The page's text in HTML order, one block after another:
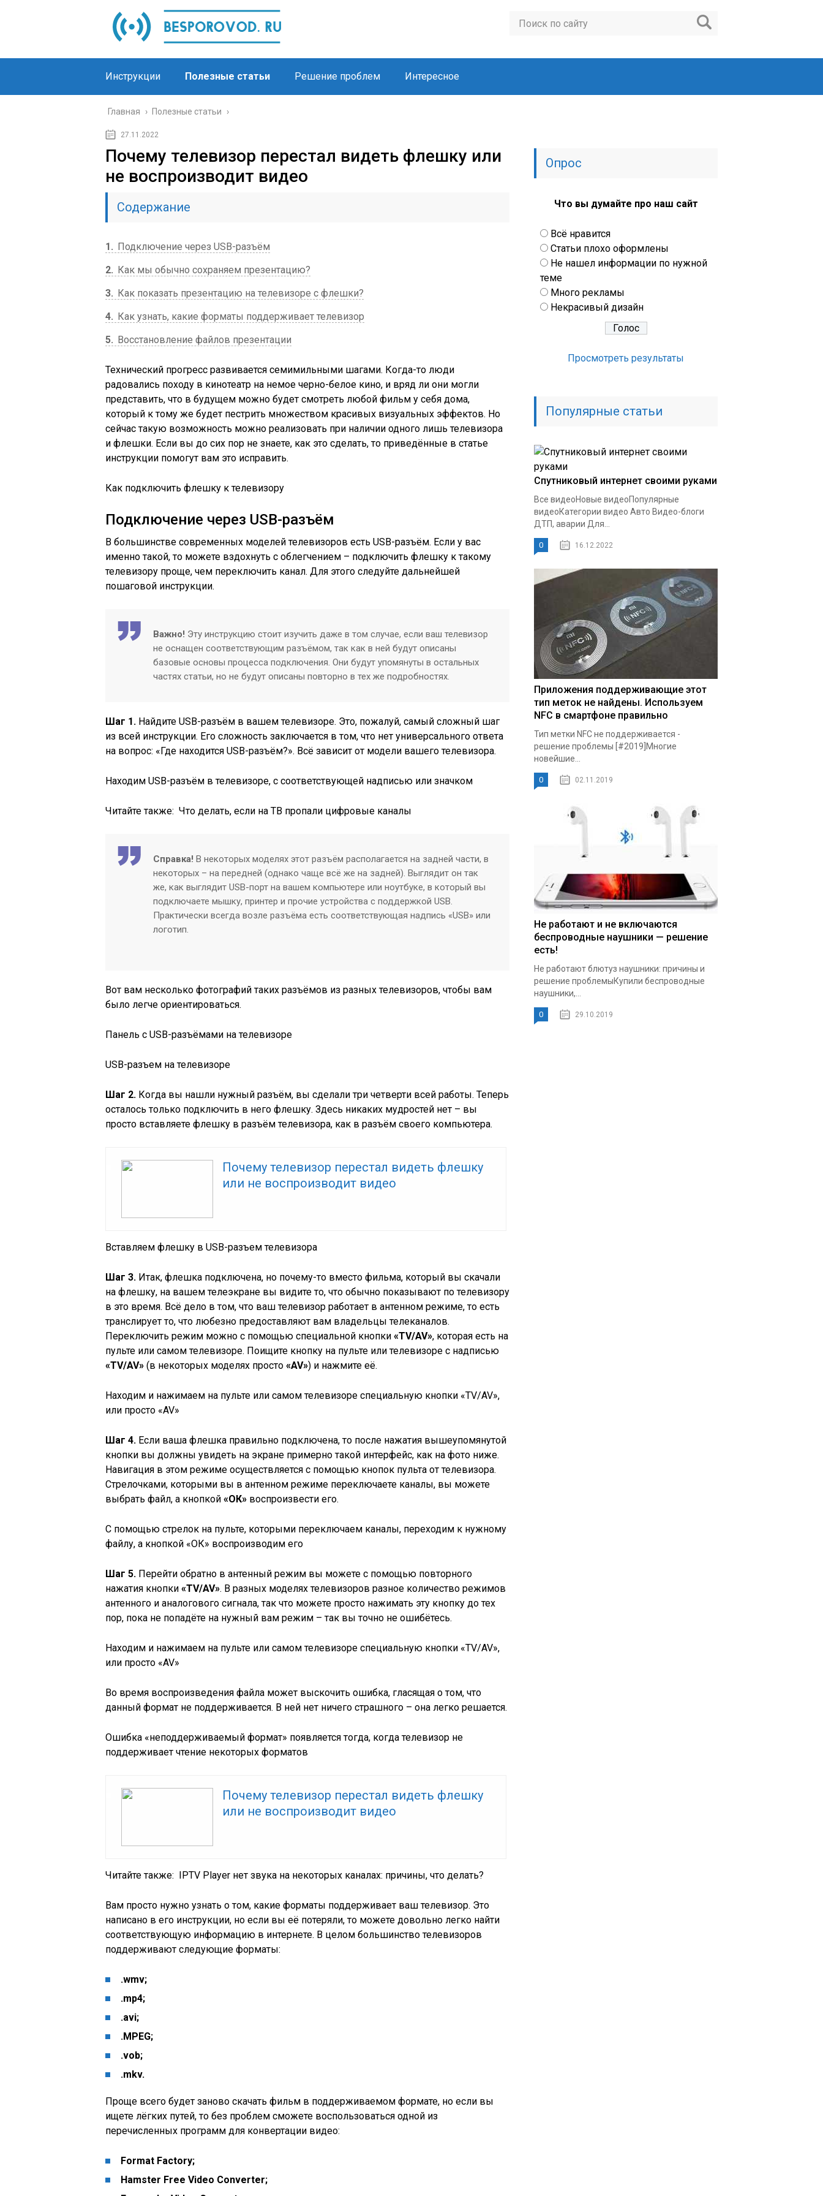
Инструкции Полезные статьи Решение проблем Интересное
Главная › Полезные статьи ›
27.11.2022
Почему телевизор перестал видеть флешку или
не воспроизводит видео
Содержание
1
Подключение через USB-разъём
2
Как мы обычно сохраняем презентацию?
3
Как показать презентацию на телевизоре с флешки?
4
Как узнать, какие форматы поддерживает телевизор
5
Восстановление файлов презентации
Технический прогресс развивается семимильными шагами. Когда-то люди
радовались походу в кинотеатр на немое черно-белое кино, и вряд ли они могли
представить, что в будущем можно будет смотреть любой фильм у себя дома,
который к тому же будет пестрить множеством красивых визуальных эффектов. Но
сейчас такую возможность можно реализовать при наличии одного лишь телевизора
и флешки. Если вы до сих пор не знаете, как это сделать, то приведённые в статье
инструкции помогут вам это исправить.
Как подключить флешку к телевизору
Подключение через USB-разъём
В большинстве современных моделей телевизоров есть USB-разъём. Если у вас
именно такой, то можете вздохнуть с облегчением – подключить флешку к такому
телевизору проще, чем переключить канал. Для этого следуйте дальнейшей
пошаговой инструкции.
Важно! Эту инструкцию стоит изучить даже в том случае, если ваш телевизор
не оснащен соответствующим разъёмом, так как в ней будут описаны
базовые основы процесса подключения. Они будут упомянуты в остальных
частях статьи, но не будут описаны повторно в тех же подробностях.
Шаг 1. Найдите USB-разъём в вашем телевизоре. Это, пожалуй, самый сложный шаг
из всей инструкции. Его сложность заключается в том, что нет универсального ответа
на вопрос: «Где находится USB-разъём?». Всё зависит от модели вашего телевизора.
Находим USB-разъём в телевизоре, с соответствующей надписью или значком
Читайте также: Что делать, если на ТВ пропали цифровые каналы
Справка! В некоторых моделях этот разъём располагается на задней части, в
некоторых – на передней (однако чаще всё же на задней). Выглядит он так
же, как выглядит USB-порт на вашем компьютере или ноутбуке, в который вы
подключаете мышку, принтер и прочие устройства с поддержкой USB.
Практически всегда возле разъёма есть соответствующая надпись «USB» или
логотип.
Вот вам несколько фотографий таких разъёмов из разных телевизоров, чтобы вам
было легче ориентироваться.
Панель с USB-разъёмами на телевизоре
USB-разъем на телевизоре
Шаг 2. Когда вы нашли нужный разъём, вы сделали три четверти всей работы. Теперь
осталось только подключить в него флешку. Здесь никаких мудростей нет – вы
просто вставляете флешку в разъём телевизора, как в разъём своего компьютера.
Почему телевизор перестал видеть флешку
или не воспроизводит видео
Вставляем флешку в USB-разъем телевизора
Шаг 3. Итак, флешка подключена, но почему-то вместо фильма, который вы скачали
на флешку, на вашем телеэкране вы видите то, что обычно показывают по телевизору
в это время. Всё дело в том, что ваш телевизор работает в антенном режиме, то есть
транслирует то, что любезно предоставляют вам владельцы телеканалов.
Переключить режим можно с помощью специальной кнопки «TV/AV», которая есть на
пульте или самом телевизоре. Поищите кнопку на пульте или телевизоре с надписью
«TV/AV» (в некоторых моделях просто «AV») и нажмите её.
Находим и нажимаем на пульте или самом телевизоре специальную кнопки «TV/AV»,
или просто «AV»
Шаг 4. Если ваша флешка правильно подключена, то после нажатия вышеупомянутой
кнопки вы должны увидеть на экране примерно такой интерфейс, как на фото ниже.
Навигация в этом режиме осуществляется с помощью кнопок пульта от телевизора.
Стрелочками, которыми вы в антенном режиме переключаете каналы, вы можете
выбрать файл, а кнопкой «ОК» воспроизвести его.
С помощью стрелок на пульте, которыми переключаем каналы, переходим к нужному
файлу, а кнопкой «ОК» воспроизводим его
Шаг 5. Перейти обратно в антенный режим вы можете с помощью повторного
нажатия кнопки «TV/AV». В разных моделях телевизоров разное количество режимов
антенного и аналогового сигнала, так что можете просто нажимать эту кнопку до тех
пор, пока не попадёте на нужный вам режим – так вы точно не ошибётесь.
Находим и нажимаем на пульте или самом телевизоре специальную кнопки «TV/AV»,
или просто «AV»
Во время воспроизведения файла может выскочить ошибка, гласящая о том, что
данный формат не поддерживается. В ней нет ничего страшного – она легко решается.
Ошибка «неподдерживаемый формат» появляется тогда, когда телевизор не
поддерживает чтение некоторых форматов
Почему телевизор перестал видеть флешку
или не воспроизводит видео
Читайте также: IPTV Player нет звука на некоторых каналах: причины, что делать?
Вам просто нужно узнать о том, какие форматы поддерживает ваш телевизор. Это
написано в его инструкции, но если вы её потеряли, то можете довольно легко найти
соответствующую информацию в интернете. В целом большинство телевизоров
поддерживают следующие форматы:
.wmv;
.mp4;
.avi;
.MPEG;
.vob;
.mkv.
Проще всего будет заново скачать фильм в поддерживаемом формате, но если вы
ищете лёгких путей, то без проблем сможете воспользоваться одной из
перечисленных программ для конвертации видео:
Format Factory;
Hamster Free Video Converter;
Опрос
Что вы думайте про наш сайт
Всё нравится
Статьи плохо оформлены
Не нашел информации по нужной
теме
Много рекламы
Некрасивый дизайн
Просмотреть результаты
Популярные статьи
Спутниковый интернет своими руками
Все видеоНовые видеоПопулярные
видеоКатегории видео Авто Видео-блоги
ДТП, аварии Для...
0 16.12.2022
Приложения поддерживающие этот
тип меток не найдены. Используем
NFC в смартфоне правильно
Тип метки NFC не поддерживается -
решение проблемы [#2019]Многие
новейшие...
0 02.11.2019
Не работают и не включаются
беспроводные наушники — решение
есть!
Не работают блютуз наушники: причины и
решение проблемыКупили беспроводные
наушники,...
0 29.10.2019